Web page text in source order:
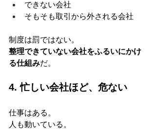
できない会社
そもそも取引から外される会社
制度は罰ではない。
整理できていない会社をふるいにかけ
る仕組みだ。
4. 忙しい会社ほど、危ない
仕事はある。
人も動いている。